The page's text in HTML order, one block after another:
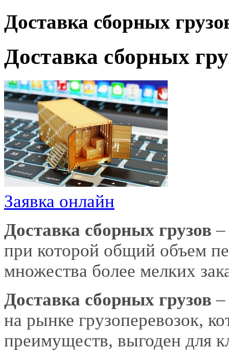
Доставка сборных
Доставка сборных
Заявка онлайн
Доставка сборных грузов
при которой общий объем
множества более мелких
Доставка сборных грузов
на рынке грузоперевозок,
преимуществ, выгоден для